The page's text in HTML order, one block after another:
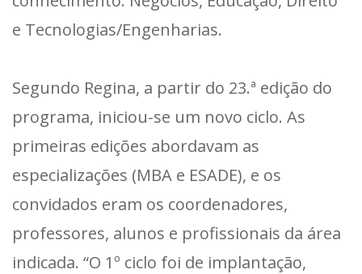
e Tecnologias/Engenharias.
Segundo Regina, a partir do 23.ª edição do
programa, iniciou-se um novo ciclo. As
primeiras edições abordavam as
especializações (MBA e ESADE), e os
convidados eram os coordenadores,
professores, alunos e profissionais da área
indicada. “O 1º ciclo foi de implantação,